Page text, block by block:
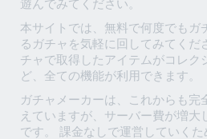
遊んでみてください。
本サイトでは、無料で何度でもガ
るガチャを気軽に回してみてくだ
チャで取得したアイテムがコレク
ど、全ての機能が利用できます。
ガチャメーカーは、これからも完
えていますが、サーバー費が増大
です。 課金なしで運営していく